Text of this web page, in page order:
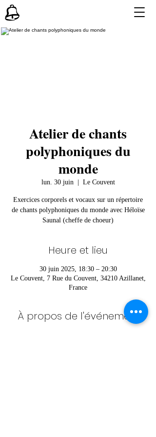
Atelier de chants
polyphoniques du
monde
lun. 30 juin
  |
Le Couvent
Exercices corporels et vocaux sur un répertoire
de chants polyphoniques du monde avec Héloïse
Saunal (cheffe de choeur)
Heure et lieu
30 juin 2025, 18:30 – 20:30
Le Couvent, 7 Rue du Couvent, 34210 Azillanet,
France
À propos de l'événement